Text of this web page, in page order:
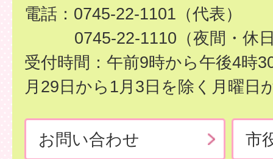
電話：0745-22-1101（代表）
0745-22-1110（夜間・休
受付時間：午前9時から午後4時
月29日から1月3日を除く月曜日
お問い合わせ 市